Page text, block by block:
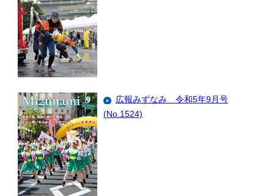
広報みずなみ 令和5年9月号
(No.1524)